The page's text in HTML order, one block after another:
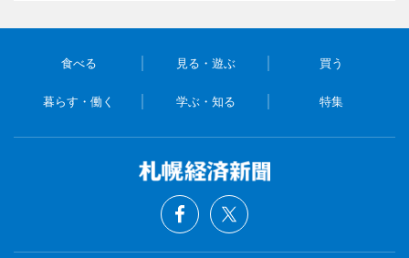
食べる 見る・遊ぶ 買う
暮らす・働く 学ぶ・知る 特集